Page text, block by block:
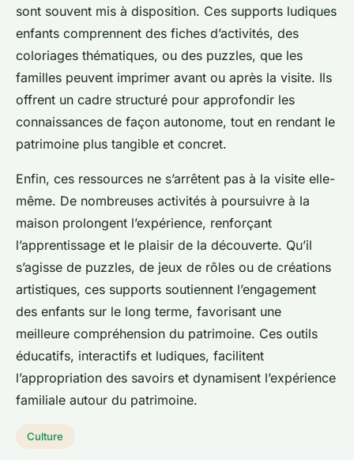
sont souvent mis à disposition. Ces supports ludiques
enfants comprennent des fiches d’activités, des
coloriages thématiques, ou des puzzles, que les
familles peuvent imprimer avant ou après la visite. Ils
offrent un cadre structuré pour approfondir les
connaissances de façon autonome, tout en rendant le
patrimoine plus tangible et concret.
Enfin, ces ressources ne s’arrêtent pas à la visite elle-
même. De nombreuses activités à poursuivre à la
maison prolongent l’expérience, renforçant
l’apprentissage et le plaisir de la découverte. Qu’il
s’agisse de puzzles, de jeux de rôles ou de créations
artistiques, ces supports soutiennent l’engagement
des enfants sur le long terme, favorisant une
meilleure compréhension du patrimoine. Ces outils
éducatifs, interactifs et ludiques, facilitent
l’appropriation des savoirs et dynamisent l’expérience
familiale autour du patrimoine.
Culture